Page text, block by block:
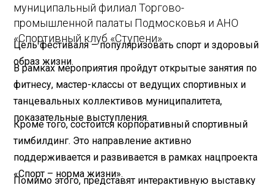
муниципальный филиал Торгово-
промышленной палаты Подмосковья и АНО
«Спортивный клуб «Ступени».
Цель фестиваля – популяризовать спорт и здоровый
образ жизни.
В рамках мероприятия пройдут открытые занятия по
фитнесу, мастер-классы от ведущих спортивных и
танцевальных коллективов муниципалитета,
показательные выступления.
Кроме того, состоится корпоративный спортивный
тимбилдинг. Это направление активно
поддерживается и развивается в рамках нацпроекта
«Спорт – норма жизни».
Помимо этого, представят интерактивную выставку